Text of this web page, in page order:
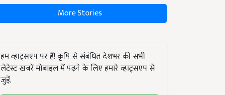
More Stories
हम व्हाट्सएप पर हैं! कृषि से संबंधित देशभर की सभी
लेटेस्ट ख़बरें मोबाइल में पढ़ने के लिए हमारे व्हाट्सएप से
जुड़ें.